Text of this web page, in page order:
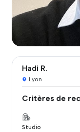
Hadi R.
Lyon
Critères de
Studio